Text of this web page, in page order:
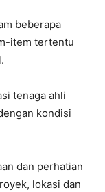
beberapa
item tertentu
tenaga ahli
kondisi
dan perhatian
lokasi dan